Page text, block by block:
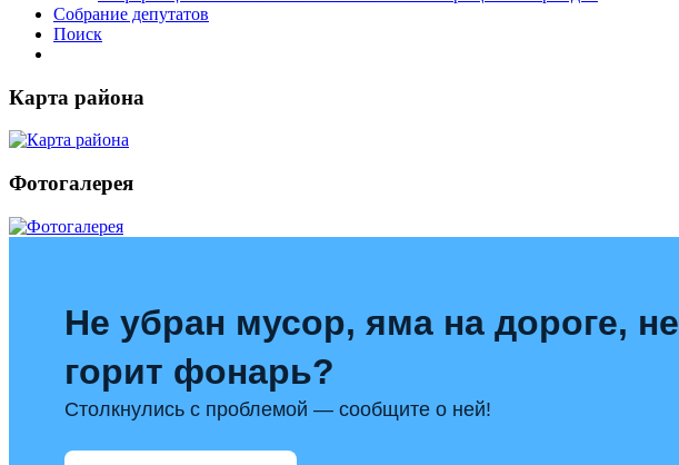
Собрание депутатов
Поиск
Карта района
Фотогалерея
Не убран мусор, яма на дороге, не
горит фонарь?
Столкнулись с проблемой — сообщите о ней!